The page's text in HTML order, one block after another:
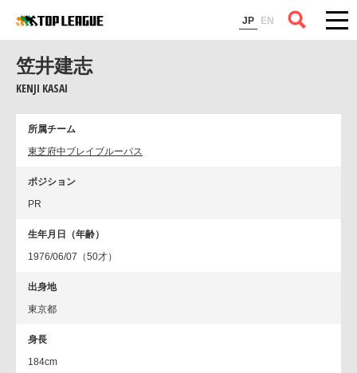
JP EN
コラム
笠井建志
KENJI KASAI
所属チーム
東芝府中ブレイブルーパス
ポジション
PR
生年月日（年齢）
1976/06/07（50才）
出身地
東京都
身長
184cm